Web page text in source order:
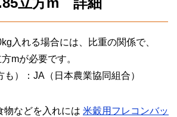
入れる場合には、比重の関係で、
mが必要です。
）：JA（日本農業協同組合）
物などを入れには 米穀用フレコンバッ